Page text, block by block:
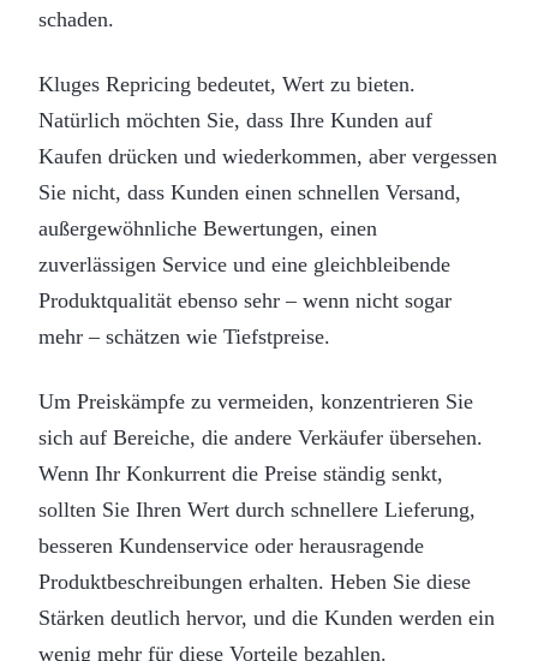
schaden.
Kluges Repricing bedeutet, Wert zu bieten.
Natürlich möchten Sie, dass Ihre Kunden auf
Kaufen drücken und wiederkommen, aber vergessen
Sie nicht, dass Kunden einen schnellen Versand,
außergewöhnliche Bewertungen, einen
zuverlässigen Service und eine gleichbleibende
Produktqualität ebenso sehr – wenn nicht sogar
mehr – schätzen wie Tiefstpreise.
Um Preiskämpfe zu vermeiden, konzentrieren Sie
sich auf Bereiche, die andere Verkäufer übersehen.
Wenn Ihr Konkurrent die Preise ständig senkt,
sollten Sie Ihren Wert durch schnellere Lieferung,
besseren Kundenservice oder herausragende
Produktbeschreibungen erhalten. Heben Sie diese
Stärken deutlich hervor, und die Kunden werden ein
wenig mehr für diese Vorteile bezahlen.